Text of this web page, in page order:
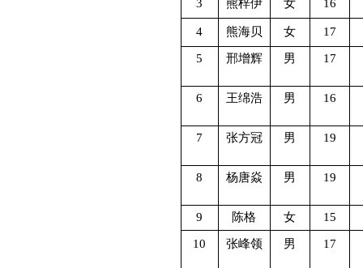
3 熊梓伊 女 16
4 熊海贝 女 17
5 邢增辉 男 17
6 王绵浩 男 16
7 张方冠 男 19
8 杨唐焱 男 19
9 陈格 女 15
10 张峰领 男 17